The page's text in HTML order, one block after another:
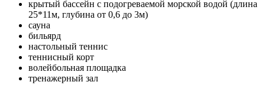
крытый бассейн с подогреваемой морской водой (длина
25*11м, глубина от 0,6 до 3м)
сауна
бильярд
настольный теннис
теннисный корт
волейбольная площадка
тренажерный зал